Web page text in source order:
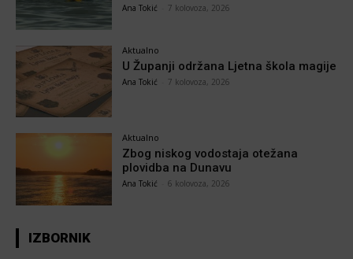
Ana Tokić 7 kolovoza, 2026
Aktualno
U Županji održana Ljetna škola magije
Ana Tokić 7 kolovoza, 2026
Aktualno
Zbog niskog vodostaja otežana
plovidba na Dunavu
Ana Tokić 6 kolovoza, 2026
IZBORNIK